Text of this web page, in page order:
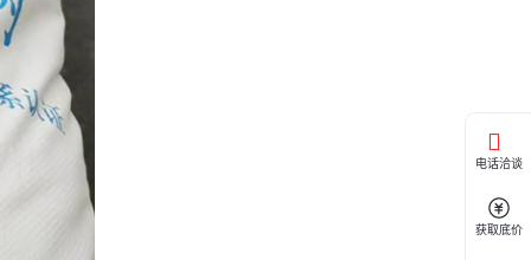
电话洽谈
获取底价